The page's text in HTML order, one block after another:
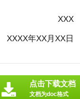
XXX
年XX月XX日
点击下载文档
文档为doc格式